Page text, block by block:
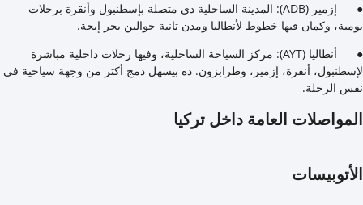
● إزمير (ADB): المدينة الساحلية دي متصلة بإسطنبول وأنقرة برحلات
يومية، وكمان فيها خطوط لأنطاليا ومدن تانية حوالين بحر إيجة.
● أنطاليا (AYT): مركز السياحة الساحلية، وفيها رحلات داخلية مباشرة
لإسطنبول، أنقرة، إزمير، وطرابزون. ده بيسهل دمج أكتر من وجهة سياحية في
نفس الرحلة.
المواصلات العامة داخل تركيا
الأتوبيسات